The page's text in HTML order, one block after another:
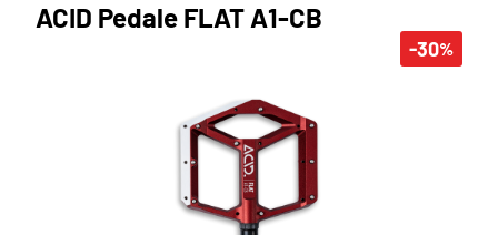
-30%
ACID Pedale FLAT A1-CB